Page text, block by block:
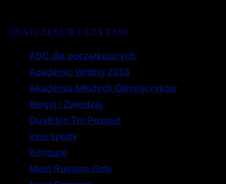
#NAJCZĘŚCIEJ CZYTANE
ABC dla początkujących
Academic Writing 2018
Akademia Młodych Olimpijczyków
Biegaj i Zwiedzaj
Duathlon Tor Poznań
inne sporty
Kontuzje
Meet Russian Girls